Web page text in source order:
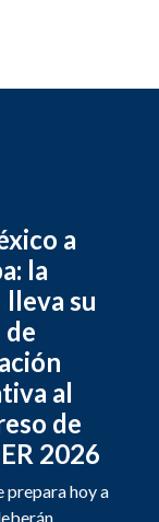
a
la
lleva su
al
de
2026
prepara hoy a